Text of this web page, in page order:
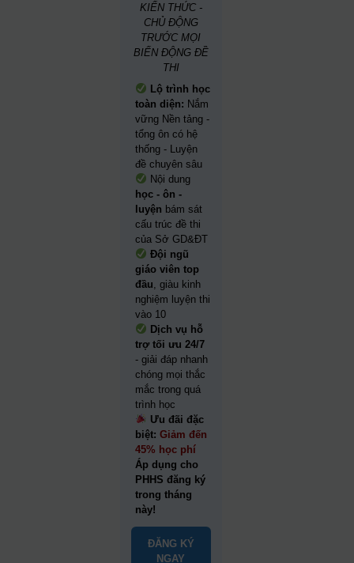
KIẾN THỨC -
CHỦ ĐỘNG
TRƯỚC MỌI
BIẾN ĐỘNG ĐỀ
THI
Lộ trình học
toàn diện: Nắm
vững Nền tảng -
tổng ôn có hệ
thống - Luyện
đề chuyên sâu
Nội dung
học - ôn -
luyện bám sát
cấu trúc đề thi
của Sở GD&ĐT
Đội ngũ
giáo viên top
đầu , giàu kinh
nghiệm luyện thi
vào 10
Dịch vụ hỗ
trợ tối ưu 24/7
- giải đáp nhanh
chóng mọi thắc
mắc trong quá
trình học
Ưu đãi đặc
biệt:Giảm đến
45% học phí
Áp dụng cho
PHHS đăng ký
trong tháng
này!
ĐĂNG KÝ
NGAY